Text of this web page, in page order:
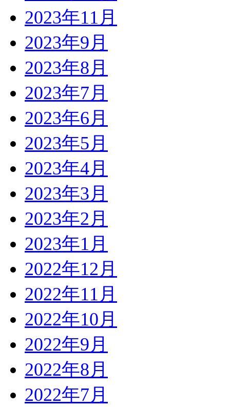
2023年11月
2023年9月
2023年8月
2023年7月
2023年6月
2023年5月
2023年4月
2023年3月
2023年2月
2023年1月
2022年12月
2022年11月
2022年10月
2022年9月
2022年8月
2022年7月